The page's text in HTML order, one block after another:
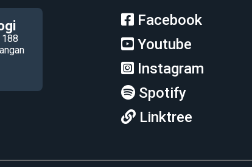
188
Facebook
Youtube
Instagram
Spotify
Linktree